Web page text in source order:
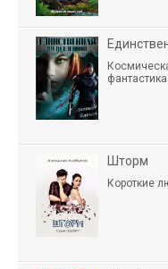
фантастика
Шторм
Короткие